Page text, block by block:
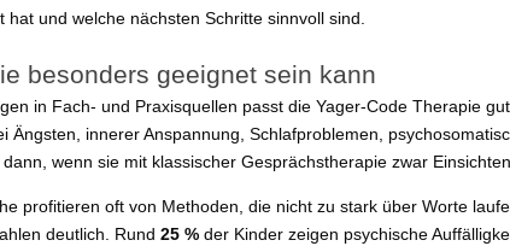
und welche nächsten Schritte sinnvoll sind.
besonders geeignet sein kann
in Fach- und Praxisquellen passt die Yager-Code Therapie
Ängsten, innerer Anspannung, Schlafproblemen,
wenn sie mit klassischer Gesprächstherapie zwar
profitieren oft von Methoden, die nicht zu stark über Worte
deutlich. Rund 25 % der Kinder zeigen psychische